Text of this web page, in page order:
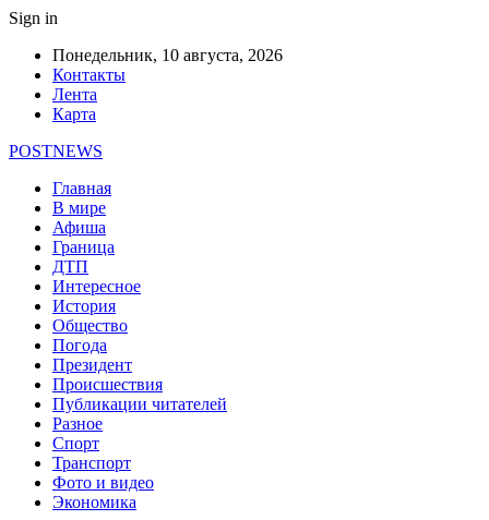
Sign in
Понедельник, 10 августа, 2026
Контакты
Лента
Карта
POSTNEWS
Главная
В мире
Афиша
Граница
ДТП
Интересное
История
Общество
Погода
Президент
Происшествия
Публикации читателей
Разное
Спорт
Транспорт
Фото и видео
Экономика